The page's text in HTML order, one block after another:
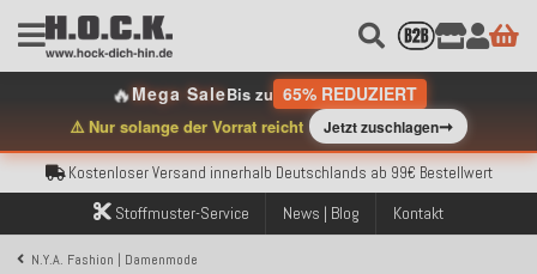
🔥Mega SaleBis zu 65% REDUZIERT
⚠️ Nur solange der Vorrat reicht Jetzt zuschlagen➞
Kostenloser Versand innerhalb Deutschlands ab 99€ Bestellwert
Über 120.000 erfolgreich versendete Bestellungen
Sicher bezahlen mit Klarna, PayPal & Amazon Pay
Kostenloser Versand innerhalb Deutschlands ab 99€ Bestellwert
Über 120.000 erfolgreich versendete Bestellungen
Sicher bezahlen mit Klarna, PayPal & Amazon Pay
Kostenloser Versand innerhalb Deutschlands ab 99€ Bestellwert
Stoffmuster-Service News | Blog Kontakt
N.Y.A. Fashion | Damenmode